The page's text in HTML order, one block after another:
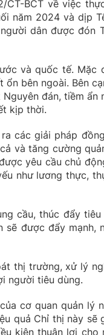
CT-BCT về việc
năm 2024 và dịp
dân được đón
và quốc tế. Mặc
bên ngoài. Bên
đán, tiềm ẩn
kịp thời.
các giải pháp
và tăng cường
yêu cầu chủ
như lương thực,
cầu, thúc đẩy tiêu
được đẩy mạnh,
thị trường, xử lý
người tiêu dùng.
cơ quan quản lý
quả Chỉ thị này sẽ
kiện thuận lợi cho